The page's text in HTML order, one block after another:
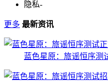
隐私-
更多 最新资讯
蓝色星原：旅谣恒序测